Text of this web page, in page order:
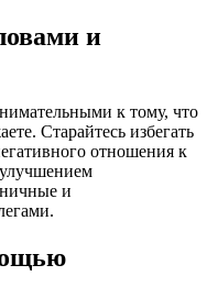
и
к тому, что
Старайтесь избегать
отношения к
и